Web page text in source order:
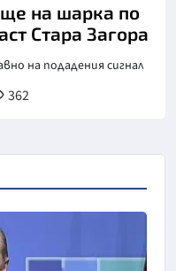
на шарка по
Стара Загора
на подадения сигнал
362